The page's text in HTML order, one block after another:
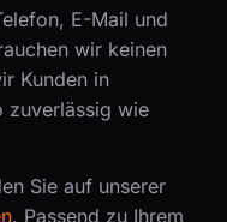
E-Mail und
wir keinen
Kunden in
zuverlässig wie
Sie auf unserer
. Passend zu Ihrem